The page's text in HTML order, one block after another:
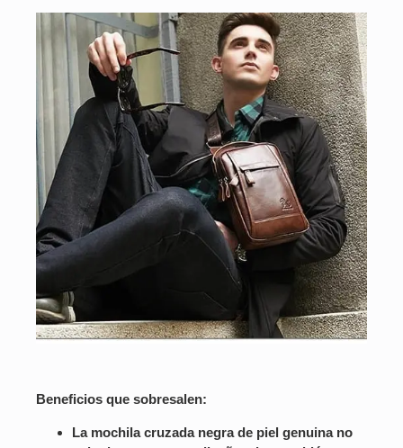
Beneficios que sobresalen:
La mochila cruzada negra de piel genuina no